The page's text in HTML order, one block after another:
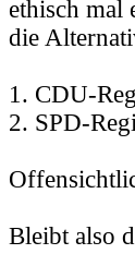
ethisch mal
die
1. CDU-
2. SPD-
Bleibt also